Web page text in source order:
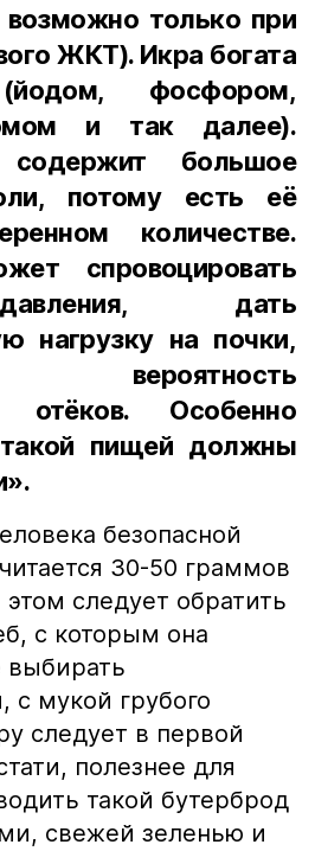
возможно только при
ЖКТ). Икра богата
фосфором,
и так далее).
большое
потому есть её
количестве.
спровоцировать
дать
нагрузку на почки,
вероятность
отёков. Особенно
пищей должны
безопасной
30-50 граммов
следует обратить
с которым она
выбирать
с мукой грубого
следует в первой
полезнее для
такой бутерброд
свежей зеленью и